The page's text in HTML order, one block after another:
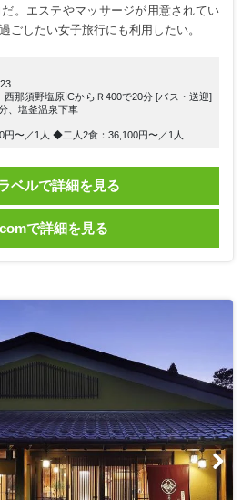
。エステやマッサージが用意されてい
ごしたい女子旅行にも利用したい。
那須野塩原ICからＲ400で20分 [バス・送迎]
、塩釜温泉下車
〜／1人 ◆二人2食：36,100円〜／1人
ベルで詳細を見る
で詳細を見る